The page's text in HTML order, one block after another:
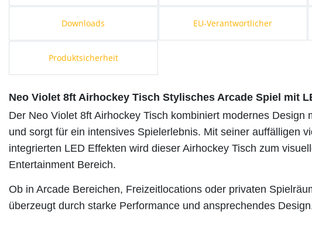
Downloads EU-Verantwortlicher
Produktsicherheit
Neo Violet 8ft Airhockey Tisch Stylisches Arcade Spiel mit
Der Neo Violet 8ft Airhockey Tisch kombiniert modernes Design
und sorgt für ein intensives Spielerlebnis. Mit seiner auffälligen
integrierten LED Effekten wird dieser Airhockey Tisch zum
Entertainment Bereich.
Ob in Arcade Bereichen, Freizeitlocations oder privaten
überzeugt durch starke Performance und ansprechendes